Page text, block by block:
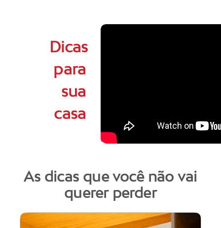
Dicas
para
sua
casa
As dicas que você não vai
querer perder